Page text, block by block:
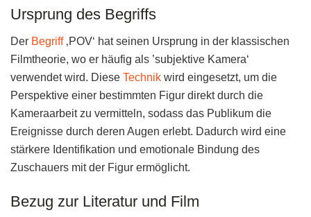
Ursprung des Begriffs
Der Begriff‚POV‘ hat seinen Ursprung in der klassischen
Filmtheorie, wo er häufig als ’subjektive Kamera‘
verwendet wird. Diese Technik wird eingesetzt, um die
Perspektive einer bestimmten Figur direkt durch die
Kameraarbeit zu vermitteln, sodass das Publikum die
Ereignisse durch deren Augen erlebt. Dadurch wird eine
stärkere Identifikation und emotionale Bindung des
Zuschauers mit der Figur ermöglicht.
Bezug zur Literatur und Film